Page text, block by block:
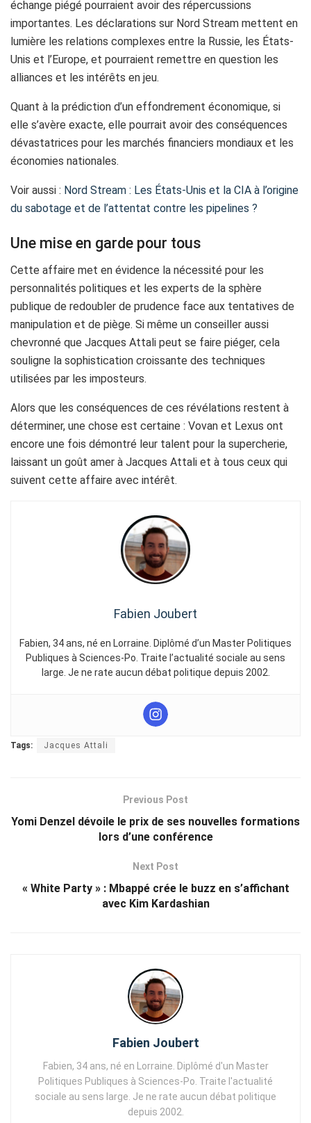
échange piégé pourraient avoir des répercussions
importantes. Les déclarations sur Nord Stream mettent en
lumière les relations complexes entre la Russie, les États-
Unis et l’Europe, et pourraient remettre en question les
alliances et les intérêts en jeu.
Quant à la prédiction d’un effondrement économique, si
elle s’avère exacte, elle pourrait avoir des conséquences
dévastatrices pour les marchés financiers mondiaux et les
économies nationales.
Voir aussi : Nord Stream : Les États-Unis et la CIA à l’origine
du sabotage et de l’attentat contre les pipelines ?
Une mise en garde pour tous
Cette affaire met en évidence la nécessité pour les
personnalités politiques et les experts de la sphère
publique de redoubler de prudence face aux tentatives de
manipulation et de piège. Si même un conseiller aussi
chevronné que Jacques Attali peut se faire piéger, cela
souligne la sophistication croissante des techniques
utilisées par les imposteurs.
Alors que les conséquences de ces révélations restent à
déterminer, une chose est certaine : Vovan et Lexus ont
encore une fois démontré leur talent pour la supercherie,
laissant un goût amer à Jacques Attali et à tous ceux qui
suivent cette affaire avec intérêt.
Fabien Joubert
Fabien, 34 ans, né en Lorraine. Diplômé d’un Master Politiques
Publiques à Sciences-Po. Traite l’actualité sociale au sens
large. Je ne rate aucun débat politique depuis 2002.
Tags: Jacques Attali
Previous Post
Yomi Denzel dévoile le prix de ses nouvelles formations
lors d’une conférence
Next Post
« White Party » : Mbappé crée le buzz en s’affichant
avec Kim Kardashian
Fabien Joubert
Fabien, 34 ans, né en Lorraine. Diplômé d'un Master
Politiques Publiques à Sciences-Po. Traite l'actualité
sociale au sens large. Je ne rate aucun débat politique
depuis 2002.